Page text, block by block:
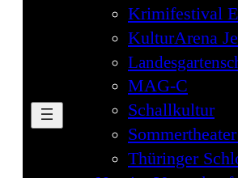
Krimifestival
KulturArena
MAG-C
Schallkultur
Thüringer